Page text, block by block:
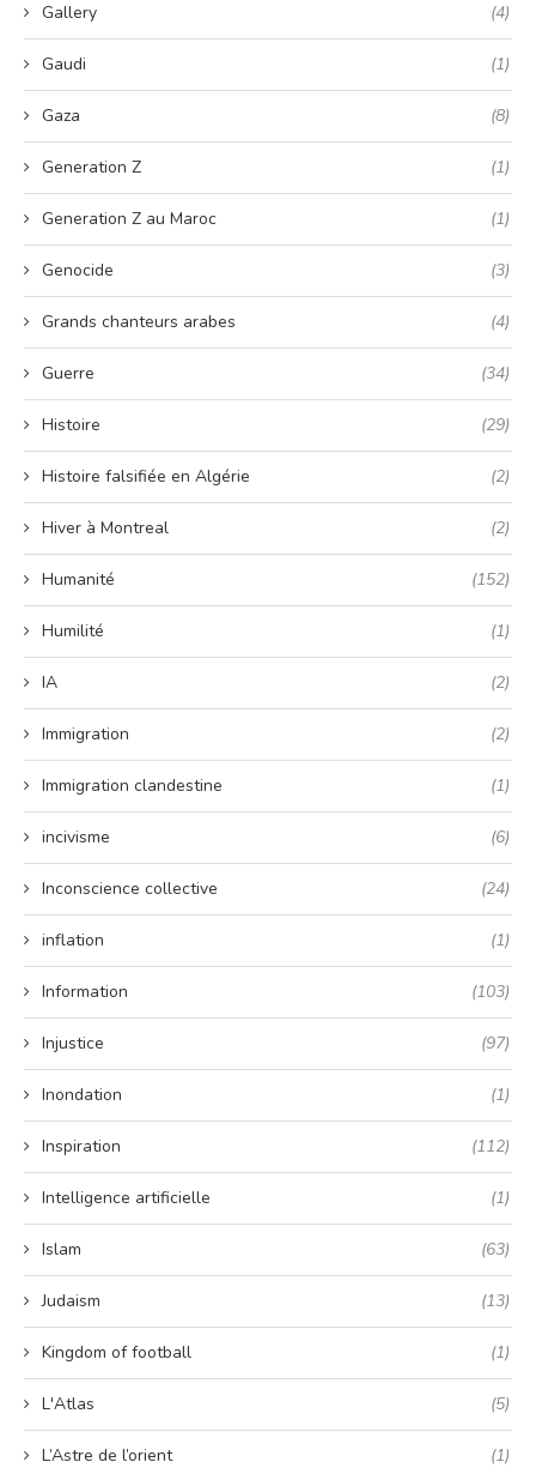
Gallery (4)
Gaudi (1)
Gaza (8)
Generation Z (1)
Generation Z au Maroc (1)
Genocide (3)
Grands chanteurs arabes (4)
Guerre (34)
Histoire (29)
Histoire falsifiée en Algérie (2)
Hiver à Montreal (2)
Humanité (152)
Humilité (1)
IA (2)
Immigration (2)
Immigration clandestine (1)
incivisme (6)
Inconscience collective (24)
inflation (1)
Information (103)
Injustice (97)
Inondation (1)
Inspiration (112)
Intelligence artificielle (1)
Islam (63)
Judaism (13)
Kingdom of football (1)
L'Atlas (5)
L’Astre de l’orient (1)